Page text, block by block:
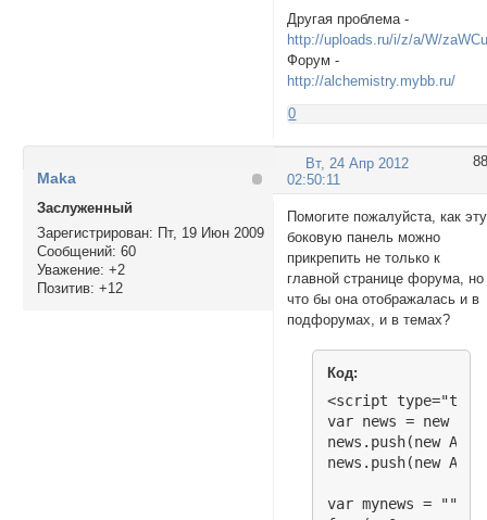
}
#pun-main #pun-
background:
height: 70px;
#pun-main #pun-
background:
height: 70px;
width: 414px;
}
</style>
Другая проблема -
http://uploads.ru/i/z/a/W/
Форум -
http://alchemistry.mybb.ru/
0
88
Вт, 24 Апр 2012
02:50:11
Maka
Заслуженный
Зарегистрирован: Пт, 19 Июн 2009
Сообщений: 60
Уважение: +2
Позитив: +12
Помогите пожалуйста, как эту
боковую панель можно
прикрепить не только к
главной странице форума, но
что бы она отображалась и в
подфорумах, и в темах?
Код:
<script
var news = new
news.push(new
news.push(new
var mynews = "";